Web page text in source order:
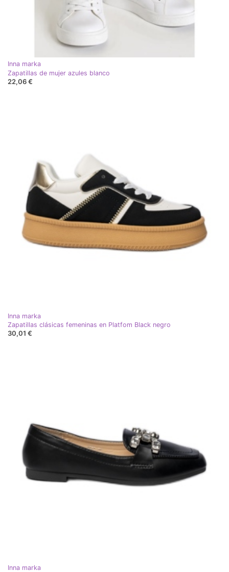
Inna marka
Zapatillas de mujer azules blanco
22,06 €
Inna marka
Zapatillas clásicas femeninas en Platfom Black negro
30,01 €
Inna marka